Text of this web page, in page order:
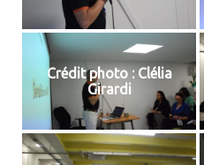
Crédit photo : Clélia
Girardi